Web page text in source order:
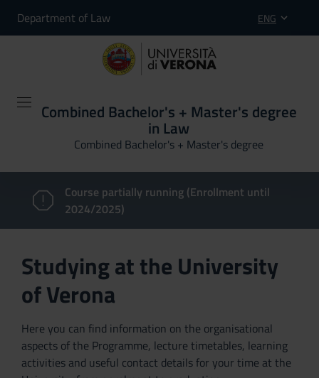
Department of Law ENG
Combined Bachelor's + Master's degree
in Law
Combined Bachelor's + Master's degree
Course partially running (Enrollment until
2024/2025)
Studying at the University
of Verona
Here you can find information on the organisational
aspects of the Programme, lecture timetables, learning
activities and useful contact details for your time at the